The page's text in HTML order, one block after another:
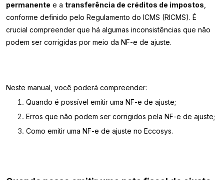
permanente e a transferência de créditos de impostos
conforme definido pelo Regulamento do ICMS (RICMS). É
crucial compreender que há algumas inconsistências que não
podem ser corrigidas por meio da NF-e de ajuste.
Neste manual, você poderá compreender:
Quando é possível emitir uma NF-e de ajuste;
Erros que não podem ser corrigidos pela NF-e de ajuste;
Como emitir uma NF-e de ajuste no Eccosys.